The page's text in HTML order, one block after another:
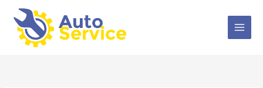
contenido